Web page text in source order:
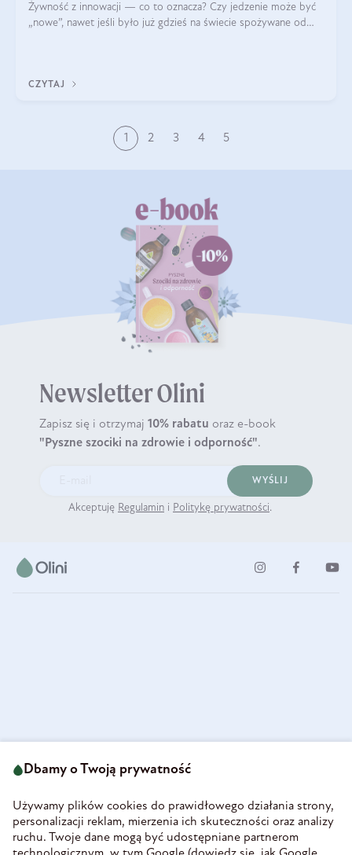
Żywność z innowacji — co to oznacza? Czy jedzenie może być
„nowe”, nawet jeśli było już gdzieś na świecie spożywane od
CZYTAJ
1 2 3 4 5
Newsletter Olini
Zapisz się i otrzymaj 10% rabatu oraz e-book
"Pyszne szociki na zdrowie i odporność".
WYŚLIJ
Akceptuję Regulamin i Politykę prywatności.
58-160 Świebodzice
REGON 890213034
INFORMACJE
Dbamy o Twoją prywatność
Używamy plików cookies do prawidłowego działania strony,
personalizacji reklam, mierzenia ich skuteczności oraz analizy
ruchu. Twoje dane mogą być udostępniane partnerom